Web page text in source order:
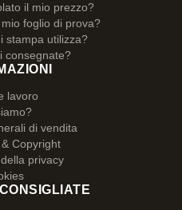
il mio prezzo?
foglio di prova?
stampa utilizza?
consegnate?
lavoro
di vendita
Copyright
privacy